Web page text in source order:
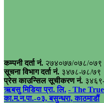
कम्पनी दर्ता नं. २७४०७७/०७८/०७९
सूचना विभाग दर्ता नं. ३४७८-७८/७९
प्रेस काउन्सिल सूचीकरण नं.
ऋबसु मिडिया प्रा. लि. - The
का.म.न.पा.-०३, बसुन्धरा, काठमाडौं